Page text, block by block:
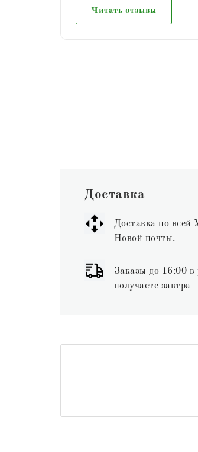
Читать отзывы
Доставка
Доставка по всей
Новой почты.
Заказы до 16:00 в
получаете завтра